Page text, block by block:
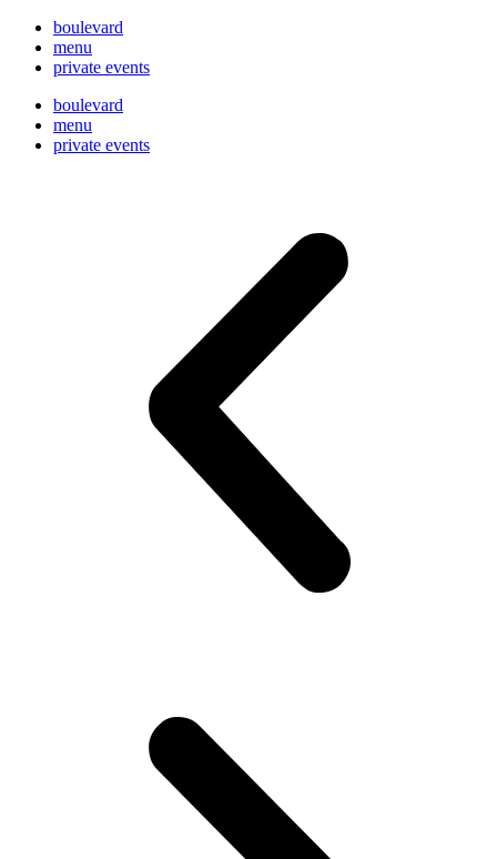
boulevard
menu
private events
boulevard
menu
private events